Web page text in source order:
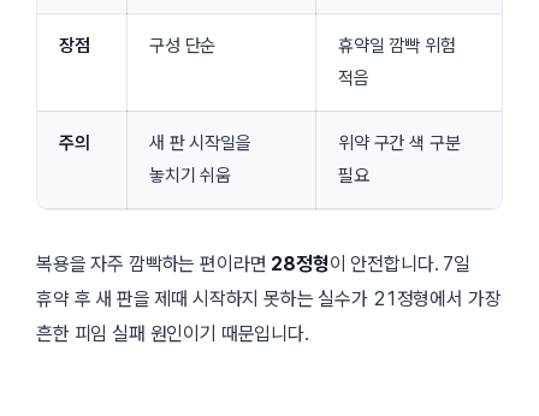
장점 구성 단순
휴약일 깜빡 위험
적음
주의
새 판 시작일을
놓치기 쉬움
위약 구간 색 구분
필요
복용을 자주 깜빡하는 편이라면 28정형이 안전합니다. 7일
휴약 후 새 판을 제때 시작하지 못하는 실수가 21정형에서 가장
흔한 피임 실패 원인이기 때문입니다.